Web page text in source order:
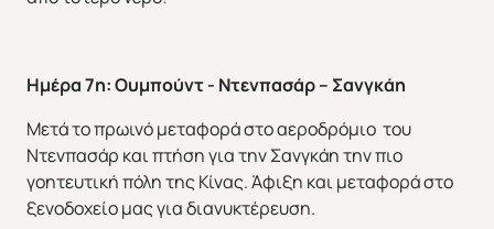
Ημέρα 7η: Ουμπούντ - Ντενπασάρ – Σανγκάη
Μετά το πρωινό μεταφορά στο αεροδρόμιο του
Ντενπασάρ και πτήση για την Σανγκάη την πιο
γοητευτική πόλη της Κίνας. Άφιξη και μεταφορά στο
ξενοδοχείο μας για διανυκτέρευση.